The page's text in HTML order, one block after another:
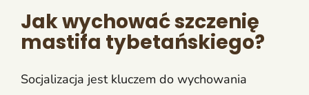
Jak wychować szczenię
mastifa tybetańskiego?
Socjalizacja jest kluczem do wychowania